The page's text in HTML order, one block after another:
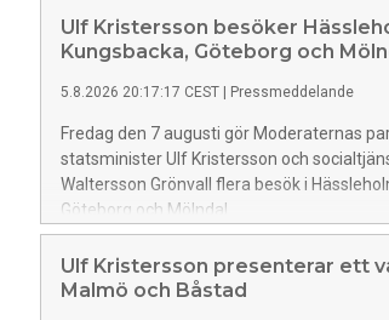
Ulf Kristersson besöker
Kungsbacka, Göteborg och
5.8.2026 20:17:17 CEST Pressmeddelande
Fredag den 7 augusti gör Moderaternas
statsminister Ulf Kristersson och
Waltersson Grönvall flera besök i
Göteborg och Mölndal
Ulf Kristersson presenterar ett
Malmö och Båstad